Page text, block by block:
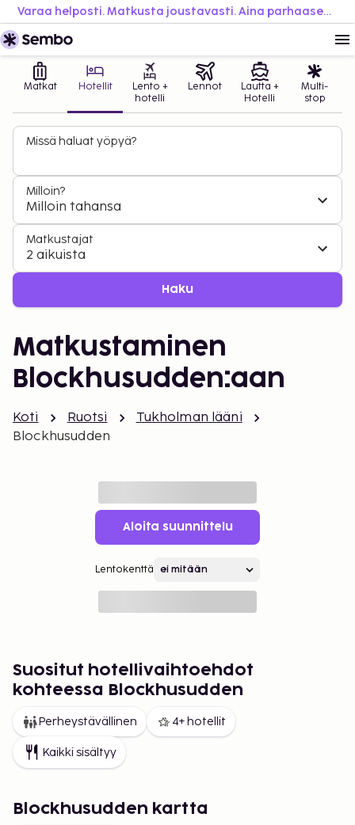
Varaa helposti. Matkusta joustavasti. Aina parhaaseen hintaan.
Matkat Hotellit
Lento +
hotelli
Lennot
Lautta +
Hotelli
Multi-
stop
Missä haluat yöpyä?
Milloin?
Milloin tahansa
Matkustajat
2 aikuista
Haku
Matkustaminen
Blockhusudden:aan
Koti Ruotsi
Tukholman lääni
Blockhusudden
Aloita suunnittelu
Lentokenttä
Suositut hotellivaihtoehdot
kohteessa Blockhusudden
Perheystävällinen 4+ hotellit
Kaikki sisältyy
Blockhusudden kartta